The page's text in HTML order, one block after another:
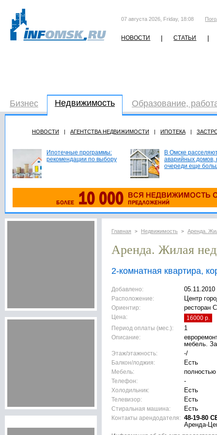
07 августа 2026, Friday, 18:08
НОВОСТИ | СТАТЬИ |
Бизнес Недвижимость Образование,
НОВОСТИ | АГЕНТСТВА НЕДВИЖИМОСТИ | ИПОТЕКА |
Ипотечные программы:
рекомендации по выбору
В Омске
аварийных домов,
очереди еще
Главная > Недвижимость > Аренда.
Аренда. Жилая
2-комнатная квартира,
Добавлено:
05.11.2010
Расположение:
Центр
Ориентир:
ресторан
Цена:
16000 р.
Период оплаты (мес.):
1
Описание:
мебель.
Этаж/этажность:
-/
Балкон/лоджия:
Есть
Мебель:
полностью
Телефон:
-
Холодильник:
Есть
Телевизор:
Есть
Стиральная машина:
Есть
Контакты арендодателя: 48-19-80
Аренда-